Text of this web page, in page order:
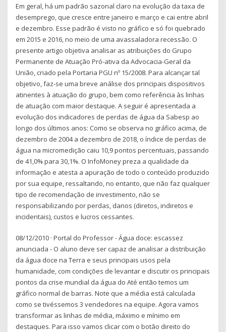
Em geral, há um padrão sazonal claro na evolução da taxa de
desemprego, que cresce entre janeiro e março e cai entre abril
e dezembro. Esse padrão é visto no gráfico e só foi quebrado
em 2015 e 2016, no meio de uma avassaladora recessão. O
presente artigo objetiva analisar as atribuições do Grupo
Permanente de Atuação Pró-ativa da Advocacia-Geral da
União, criado pela Portaria PGU nº 15/2008. Para alcançar tal
objetivo, faz-se uma breve análise dos principais dispositivos
atinentes à atuação do grupo, bem como referência às linhas
de atuação com maior destaque. A seguir é apresentada a
evolução dos indicadores de perdas de água da Sabesp ao
longo dos últimos anos: Como se observa no gráfico acima, de
dezembro de 2004 a dezembro de 2018, o índice de perdas de
água na micromedição caiu 10,9 pontos percentuais, passando
de 41,0% para 30,1%. O InfoMoney preza a qualidade da
informação e atesta a apuração de todo o conteúdo produzido
por sua equipe, ressaltando, no entanto, que não faz qualquer
tipo de recomendação de investimento, não se
responsabilizando por perdas, danos (diretos, indiretos e
incidentais), custos e lucros cessantes.
08/12/2010 · Portal do Professor - Água doce: escassez
anunciada - O aluno deve ser capaz de analisar a distribuição
da água doce na Terra e seus principais usos pela
humanidade, com condições de levantar e discutir os principais
pontos da crise mundial da água do Até então temos um
gráfico normal de barras. Note que a média está calculada
como se tivéssemos 3 vendedores na equipe. Agora vamos
transformar as linhas de média, máximo e mínimo em
destaques. Para isso vamos clicar com o botão direito do